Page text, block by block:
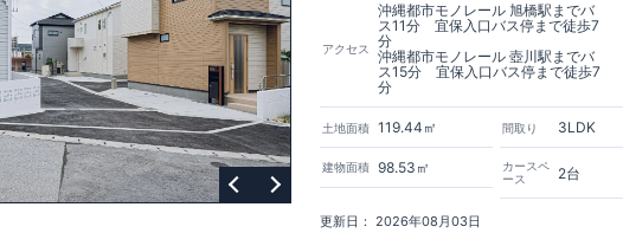
アクセス
沖縄都市モノレール 旭橋駅までバ
ス11分 宜保入口バス停まで徒歩7
分
沖縄都市モノレール 壺川駅までバ
ス15分 宜保入口バス停まで徒歩7
分
土地面積 119.44㎡
建物面積 98.53㎡
間取り 3LDK
カースペ
ース
2台
更新日： 2026年08月03日